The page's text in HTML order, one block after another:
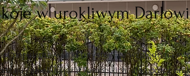
w urokliwym
popularne wśród turystów ze względu na
Zamek Książąt Pomorskich, ale oprócz